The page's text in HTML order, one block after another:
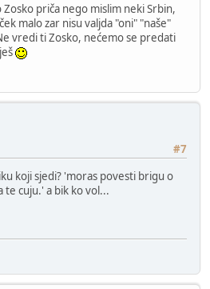
priča nego mislim neki Srbin,
malo zar nisu valjda "oni" "naše"
vredi ti Zosko, nećemo se predati
#7
koji sjedi? 'moras povesti brigu o
te cuju.' a bik ko vol...